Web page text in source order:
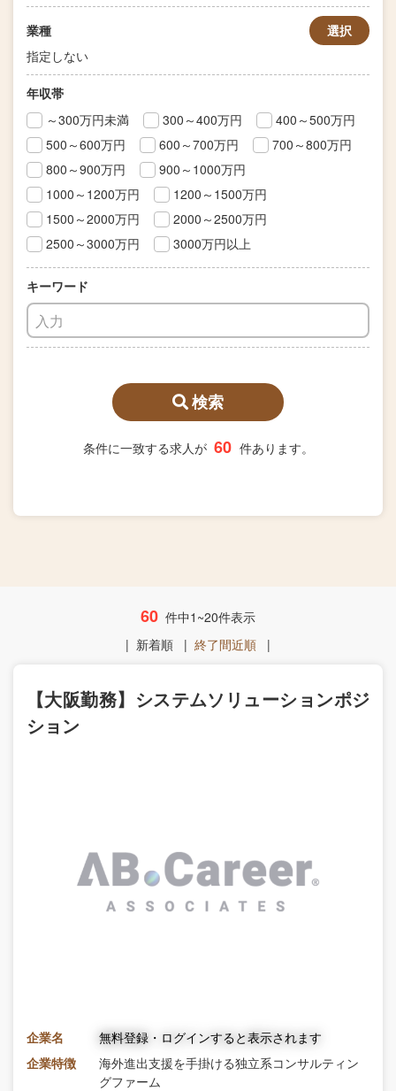
業種
指定しない
選択
年収帯
～300万円未満
300～400万円
400～500万円
500～600万円
600～700万円
700～800万円
800～900万円
900～1000万円
1000～1200万円
1200～1500万円
1500～2000万円
2000～2500万円
2500～3000万円
3000万円以上
キーワード
検索
条件に一致する求人が 60 件あります。
60 件中1~20件表示
| 新着順 | 終了間近順 |
【大阪勤務】システムソリューションポジ
ション
企業名
無料登録・ログインすると表示されます
企業特徴
海外進出支援を手掛ける独立系コンサルティン
グファーム